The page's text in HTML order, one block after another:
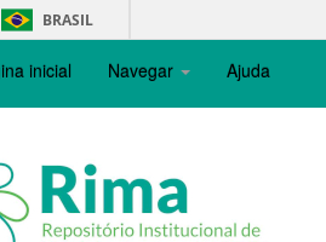
BRASIL
inicial Navegar Ajuda